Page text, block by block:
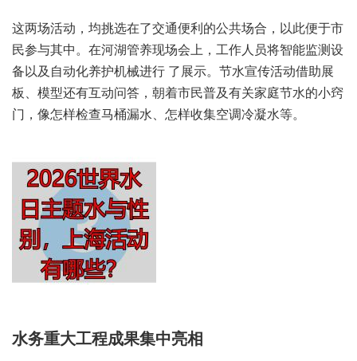
这两场活动，均挑选在了交通便利的公共场合，以此便于市
民参与其中。在河湖管养现场会上，工作人员将智能监测设
备以及自动化养护机械进行 了展示。节水宣传活动借助展
板、模型还有互动问答，朝着市民普及有关家庭节水的小窍
门，像怎样检查马桶漏水、怎样收集空调冷凝水等。
水务重大工程成果集中亮相